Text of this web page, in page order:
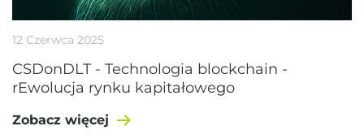
12 Czerwca 2025
CSDonDLT - Technologia blockchain -
rEwolucja rynku kapitałowego
Zobacz więcej